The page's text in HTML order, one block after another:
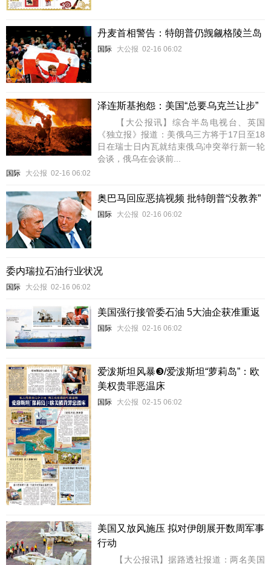
丹麦首相警告：特朗普仍觊觎格陵兰岛
国际 大公报 02-16 06:02
泽连斯基抱怨：美国“总要乌克兰让步”
【大公报讯】综合半岛电视台、英国
《独立报》报道：美俄乌三方将于17日至18
日在瑞士日内瓦就结束俄乌冲突举行新一轮
会谈，俄乌在会谈前...
国际 大公报 02-16 06:02
奥巴马回应恶搞视频 批特朗普“没教养”
国际 大公报 02-16 06:02
委内瑞拉石油行业状况
国际 大公报 02-16 06:02
美国强行接管委石油 5大油企获准重返
国际 大公报 02-16 06:02
爱泼斯坦风暴❸/爱泼斯坦“萝莉岛”：欧
美权贵罪恶温床
国际 大公报 02-15 06:02
美国又放风施压 拟对伊朗展开数周军事
行动
【大公报讯】据路透社报道：两名美国